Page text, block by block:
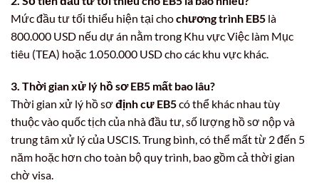
Mức đầu tư tối thiểu hiện tại chochương trình EB5 là
800.000 USD nếu dự án nằm trong Khu vực Việc làm Mục
tiêu (TEA) hoặc 1.050.000 USD cho các khu vực khác.
3. Thời gian xử lý hồ sơ EB5 mất bao lâu?
Thời gian xử lý hồ sơ định cư EB5có thể khác nhau tùy
thuộc vào quốc tịch của nhà đầu tư, số lượng hồ sơ nộp và
trung tâm xử lý của USCIS. Trung bình, có thể mất từ 2 đến 5
năm hoặc hơn cho toàn bộ quy trình, bao gồm cả thời gian
chờ visa.